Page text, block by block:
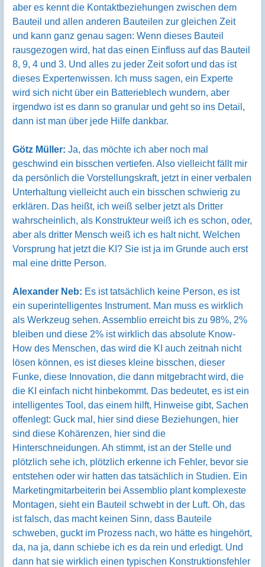
aber es kennt die Kontaktbeziehungen zwischen dem
Bauteil und allen anderen Bauteilen zur gleichen Zeit
und kann ganz genau sagen: Wenn dieses Bauteil
rausgezogen wird, hat das einen Einfluss auf das Bauteil
8, 9, 4 und 3. Und alles zu jeder Zeit sofort und das ist
dieses Expertenwissen. Ich muss sagen, ein Experte
wird sich nicht über ein Batterieblech wundern, aber
irgendwo ist es dann so granular und geht so ins Detail,
dann ist man über jede Hilfe dankbar.
Götz Müller: Ja, das möchte ich aber noch mal
geschwind ein bisschen vertiefen. Also vielleicht fällt mir
da persönlich die Vorstellungskraft, jetzt in einer verbalen
Unterhaltung vielleicht auch ein bisschen schwierig zu
erklären. Das heißt, ich weiß selber jetzt als Dritter
wahrscheinlich, als Konstrukteur weiß ich es schon, oder,
aber als dritter Mensch weiß ich es halt nicht. Welchen
Vorsprung hat jetzt die KI? Sie ist ja im Grunde auch erst
mal eine dritte Person.
Alexander Neb: Es ist tatsächlich keine Person, es ist
ein superintelligentes Instrument. Man muss es wirklich
als Werkzeug sehen. Assemblio erreicht bis zu 98%, 2%
bleiben und diese 2% ist wirklich das absolute Know-
How des Menschen, das wird die KI auch zeitnah nicht
lösen können, es ist dieses kleine bisschen, dieser
Funke, diese Innovation, die dann mitgebracht wird, die
die KI einfach nicht hinbekommt. Das bedeutet, es ist ein
intelligentes Tool, das einem hilft, Hinweise gibt, Sachen
offenlegt: Guck mal, hier sind diese Beziehungen, hier
sind diese Kohärenzen, hier sind die
Hinterschneidungen. Ah stimmt, ist an der Stelle und
plötzlich sehe ich, plötzlich erkenne ich Fehler, bevor sie
entstehen oder wir hatten das tatsächlich in Studien. Ein
Marketingmitarbeiterin bei Assemblio plant komplexeste
Montagen, sieht ein Bauteil schwebt in der Luft. Oh, das
ist falsch, das macht keinen Sinn, dass Bauteile
schweben, guckt im Prozess nach, wo hätte es hingehört,
da, na ja, dann schiebe ich es da rein und erledigt. Und
dann hat sie wirklich einen typischen Konstruktionsfehler